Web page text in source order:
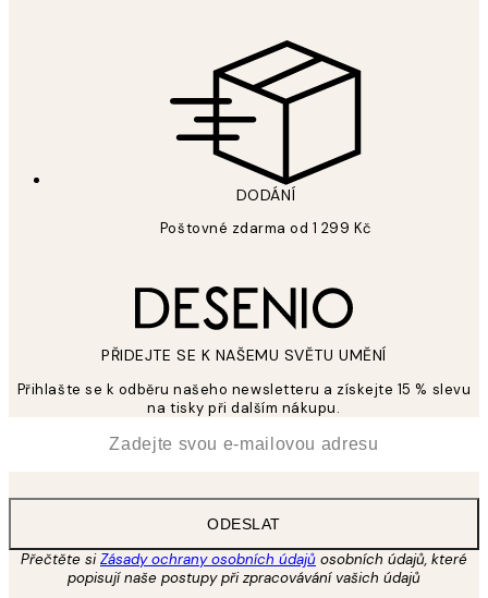
DODÁNÍ
Poštovné zdarma od 1 299 Kč
PŘIDEJTE SE K NAŠEMU SVĚTU UMĚNÍ
Přihlašte se k odběru našeho newsletteru a získejte 15 % slevu
na tisky při dalším nákupu.
ODESLAT
Přečtěte siZásady ochrany osobních údajů osobních údajů, které
popisují naše postupy při zpracovávání vašich údajů